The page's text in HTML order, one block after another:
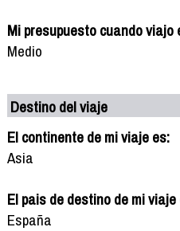
Mi presupuesto cuando viajo
Medio
Destino del viaje
El continente de mi viaje es:
Asia
El pais de destino de mi viaje
España